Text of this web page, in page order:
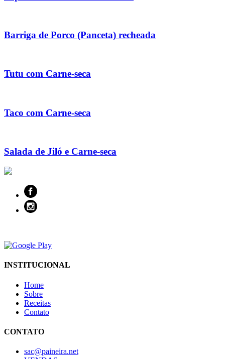
Barriga de Porco (Panceta) recheada
Tutu com Carne-seca
Taco com Carne-seca
Salada de Jiló e Carne-seca
INSTITUCIONAL
Home
Sobre
Receitas
Contato
CONTATO
sac@paineira.net